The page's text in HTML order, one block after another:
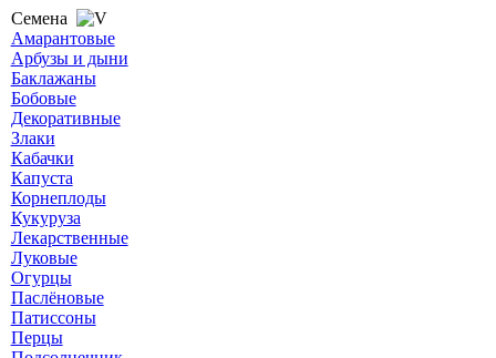
Семена
Амарантовые
Арбузы и дыни
Баклажаны
Бобовые
Декоративные
Злаки
Кабачки
Капуста
Корнеплоды
Кукуруза
Лекарственные
Луковые
Огурцы
Паслёновые
Патиссоны
Перцы